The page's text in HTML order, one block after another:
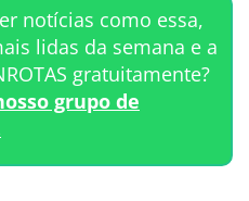
notícias como essa,
lidas da semana e a
gratuitamente?
grupo de